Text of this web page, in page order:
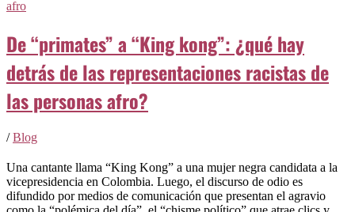
De “primates” a “King kong”: ¿qué hay
detrás de las representaciones racistas de
las personas afro?
/Blog
Una cantante llama “King Kong” a una mujer negra candidata a la
vicepresidencia en Colombia. Luego, el discurso de odio es
difundido por medios de comunicación que presentan el agravio